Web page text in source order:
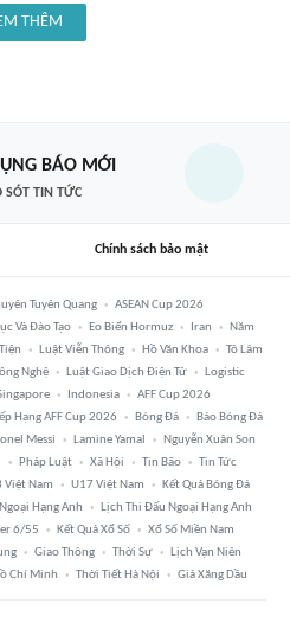
THÊM
BÁO MỚI
TIN TỨC
Chính sách bảo mật
Tuyên Quang
ASEAN Cup 2026
Và Đào Tạo Eo Biển Hormuz Iran
Năm
Luật Viễn Thông Hồ Văn Khoa
Tô Lâm
Nghệ Luật Giao Dịch Điện Tử
Logistic
Indonesia
AFF Cup 2026
Hạng AFF Cup 2026 Bóng Đá
Báo Bóng Đá
Messi Lamine Yamal
Nguyễn Xuân Son
Pháp Luật Xã Hội Tin Bão
Tin Tức
Việt Nam U17 Việt Nam
Kết Quả Bóng Đá
Hạng Anh
Lịch Thi Đấu Ngoại Hạng Anh
6/55 Kết Quả Xổ Số
Xổ Số Miền Nam
Giao Thông Thời Sự
Lịch Vạn Niên
Chí Minh Thời Tiết Hà Nội Giá Xăng Dầu